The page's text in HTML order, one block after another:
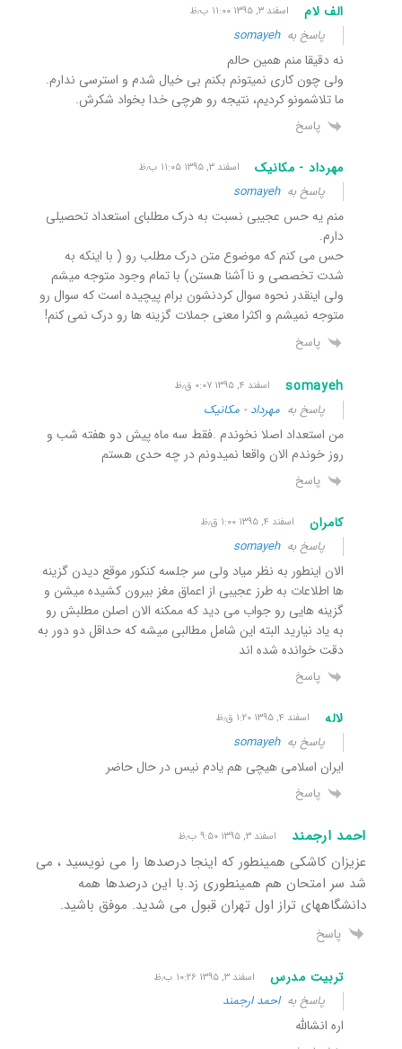
الف لام اسفند ۳, ۱۳۹۵ ۱۱:۰۰ ب٫ظ
پاسخ بهsomayeh
نه دقیقا منم همین حالم
ولی چون کاری نمیتونم بکنم بی خیال شدم و استرسی ندارم.
ما تلاشمونو کردیم، نتیجه رو هرچی خدا بخواد شکرش.
پاسخ
مهرداد - مکانیک اسفند ۳, ۱۳۹۵ ۱۱:۰۵ ب٫ظ
پاسخ بهsomayeh
منم یه حس عجیبی نسبت به درک مطلبای استعداد تحصیلی
دارم.
حس می کنم که موضوع متن درک مطلب رو ( با اینکه به
شدت تخصصی و نا آشنا هستن) با تمام وجود متوجه میشم
ولی اینقدر نحوه سوال کردنشون برام پیچیده است که سوال رو
متوجه نمیشم و اکثرا معنی جملات گزینه ها رو درک نمی کنم!
پاسخ
somayeh اسفند ۴, ۱۳۹۵ ۰:۰۷ ق٫ظ
پاسخ به مهرداد - مکانیک
من استعداد اصلا نخوندم .فقط سه ماه پیش دو هفته شب و
روز خوندم الان واقعا نمیدونم در چه حدی هستم
پاسخ
کامران اسفند ۴, ۱۳۹۵ ۱:۰۰ ق٫ظ
پاسخ بهsomayeh
الان اینطور به نظر میاد ولی سر جلسه کنکور موقع دیدن گزینه
ها اطلاعات به طرز عجیبی از اعماق مغز بیرون کشیده میشن و
گزینه هایی رو جواب می دید که ممکنه الان اصلن مطلبش رو
به یاد نیارید البته این شامل مطالبی میشه که حداقل دو دور به
دقت خوانده شده اند
پاسخ
لاله اسفند ۴, ۱۳۹۵ ۱:۲۰ ق٫ظ
پاسخ بهsomayeh
ایران اسلامی هیچی هم یادم نیس در حال حاضر
پاسخ
احمد ارجمند اسفند ۳, ۱۳۹۵ ۹:۵۰ ب٫ظ
عزیزان کاشکی همینطور که اینجا درصدها را می نویسید ، می
شد سر امتحان هم همینطوری زد.با این درصدها همه
دانشگاههای تراز اول تهران قبول می شدید. موفق باشید.
پاسخ
تربیت مدرس اسفند ۳, ۱۳۹۵ ۱۰:۲۶ ب٫ظ
پاسخ بهاحمد ارجمند
اره انشالله